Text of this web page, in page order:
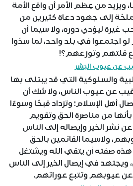
ويزيد من عِظم الأمر أن واقع الأمة
ملحّة إلى جهود دعاة كثيرين من
غيرة ليؤدي دوره، ولا سيما أن
لو اجتمعوا في بلد واحد، لما سدّوا
قلتهم وتوزعهم؟!
عن عيوب البَشر
والسلوكية التي قد يبتلى بها
عن عيوب الناس، ولا شك أن
أهل الإسلام؛ وتزداد قبحًا وسوءًا
من مناصرة الحق وتقويم
نشر الخير وإيصاله إلى الناس
ولاسيما القائمين بالحق
صفته أن يتقي الله ويشتغل
في إيصال الخير إلى الناس
عن عيوبهم وتتبع عوراتهم.